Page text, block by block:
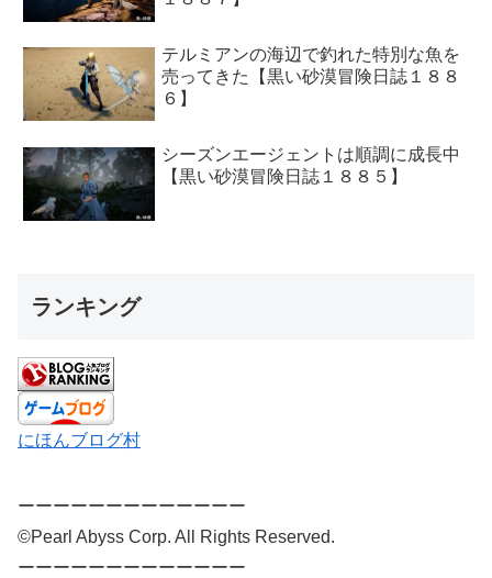
テルミアンの海辺で釣れた特別な魚を
売ってきた【黒い砂漠冒険日誌１８８
６】
シーズンエージェントは順調に成長中
【黒い砂漠冒険日誌１８８５】
ランキング
にほんブログ村
ーーーーーーーーーーーーー
©Pearl Abyss Corp. All Rights Reserved.
ーーーーーーーーーーーーー